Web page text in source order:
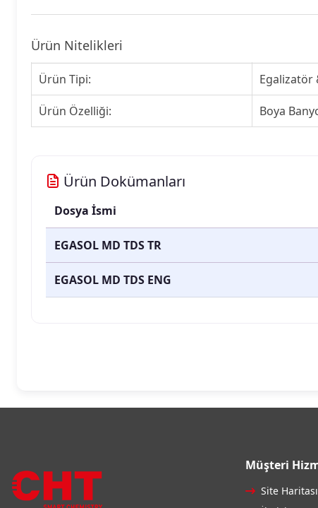
Ürün Nitelikleri
Ürün Tipi: Egalizatör
Ürün Özelliği: Boya
Ürün Dokümanları
Dosya İsmi
EGASOL MD TDS TR
EGASOL MD TDS ENG
Müşteri
Site Haritası